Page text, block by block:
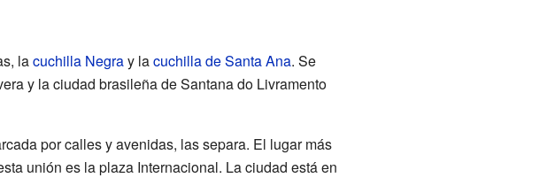
lacuchilla Negray lacuchilla de Santa Ana. Se
y la ciudad brasileña de Santana do Livramento
por calles y avenidas, las separa. El lugar más
unión es la plaza Internacional. La ciudad está en